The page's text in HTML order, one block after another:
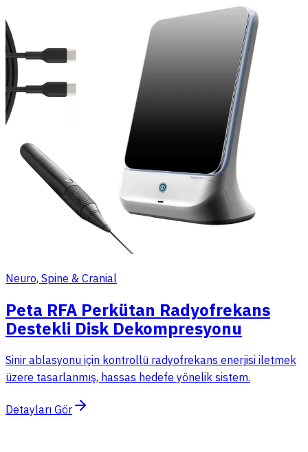
Neuro, Spine & Cranial
Peta RFA Perkütan Radyofrekans
Destekli Disk Dekompresyonu
Sinir ablasyonu için kontrollü radyofrekans enerjisi iletmek
üzere tasarlanmış, hassas hedefe yönelik sistem.
Detayları Gör